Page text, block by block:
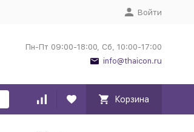
Войти
Пн-Пт 09:00-18:00, Сб, 10:00-17:00
info@thaicon.ru
Корзина